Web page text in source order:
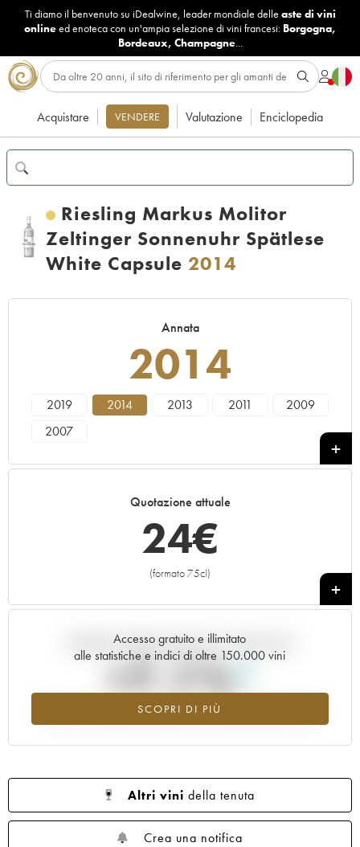
Ti diamo il benvenuto su iDealwine, leader mondiale delle aste di vini
onlineed enoteca con un'ampia selezione di vini francesi: Borgogna,
Bordeaux, Champagne...
Acquistare VENDERE Valutazione Enciclopedia
Riesling Markus Molitor
Zeltinger Sonnenuhr Spätlese
White Capsule 2014
Annata
2014
2019 2014 2013 2011
2009
2007
Quotazione attuale
24€
(formato 75cl)
+
Accesso gratuito e illimitato
alle statistiche e indici di oltre 150.000 vini
SCOPRI DI PIÙ
Andamento della quotazione in tempo reale
+7.1%
Valore in aumento per l'annata 2014 nel 2026 rispetto al 2025
Altri vini della tenuta
Crea una notifica